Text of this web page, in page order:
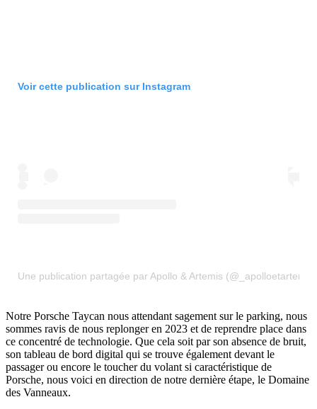
Voir cette publication sur Instagram
Une publication partagée par Apollo & Artemis (@_apolloetartemis)
Notre Porsche Taycan nous attendant sagement sur le parking, nous
sommes ravis de nous replonger en 2023 et de reprendre place dans
ce concentré de technologie. Que cela soit par son absence de bruit,
son tableau de bord digital qui se trouve également devant le
passager ou encore le toucher du volant si caractéristique de
Porsche, nous voici en direction de notre dernière étape, le Domaine
des Vanneaux.